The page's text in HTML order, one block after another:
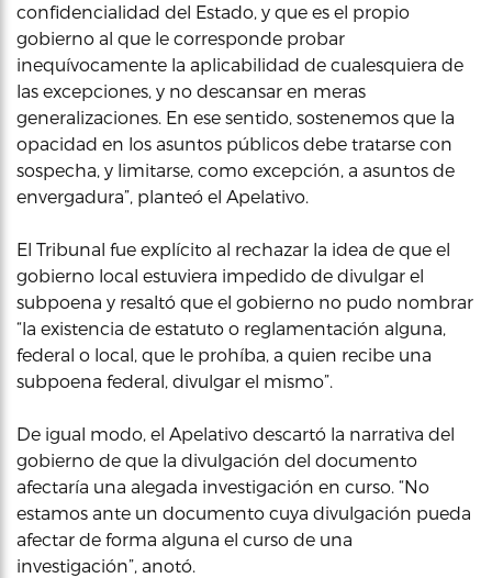
confidencialidad del Estado, y que es el propio
gobierno al que le corresponde probar
inequívocamente la aplicabilidad de cualesquiera de
las excepciones, y no descansar en meras
generalizaciones. En ese sentido, sostenemos que la
opacidad en los asuntos públicos debe tratarse con
sospecha, y limitarse, como excepción, a asuntos de
envergadura”, planteó el Apelativo.
El Tribunal fue explícito al rechazar la idea de que el
gobierno local estuviera impedido de divulgar el
subpoena y resaltó que el gobierno no pudo nombrar
“la existencia de estatuto o reglamentación alguna,
federal o local, que le prohíba, a quien recibe una
subpoena federal, divulgar el mismo”.
De igual modo, el Apelativo descartó la narrativa del
gobierno de que la divulgación del documento
afectaría una alegada investigación en curso. “No
estamos ante un documento cuya divulgación pueda
afectar de forma alguna el curso de una
investigación”, anotó.